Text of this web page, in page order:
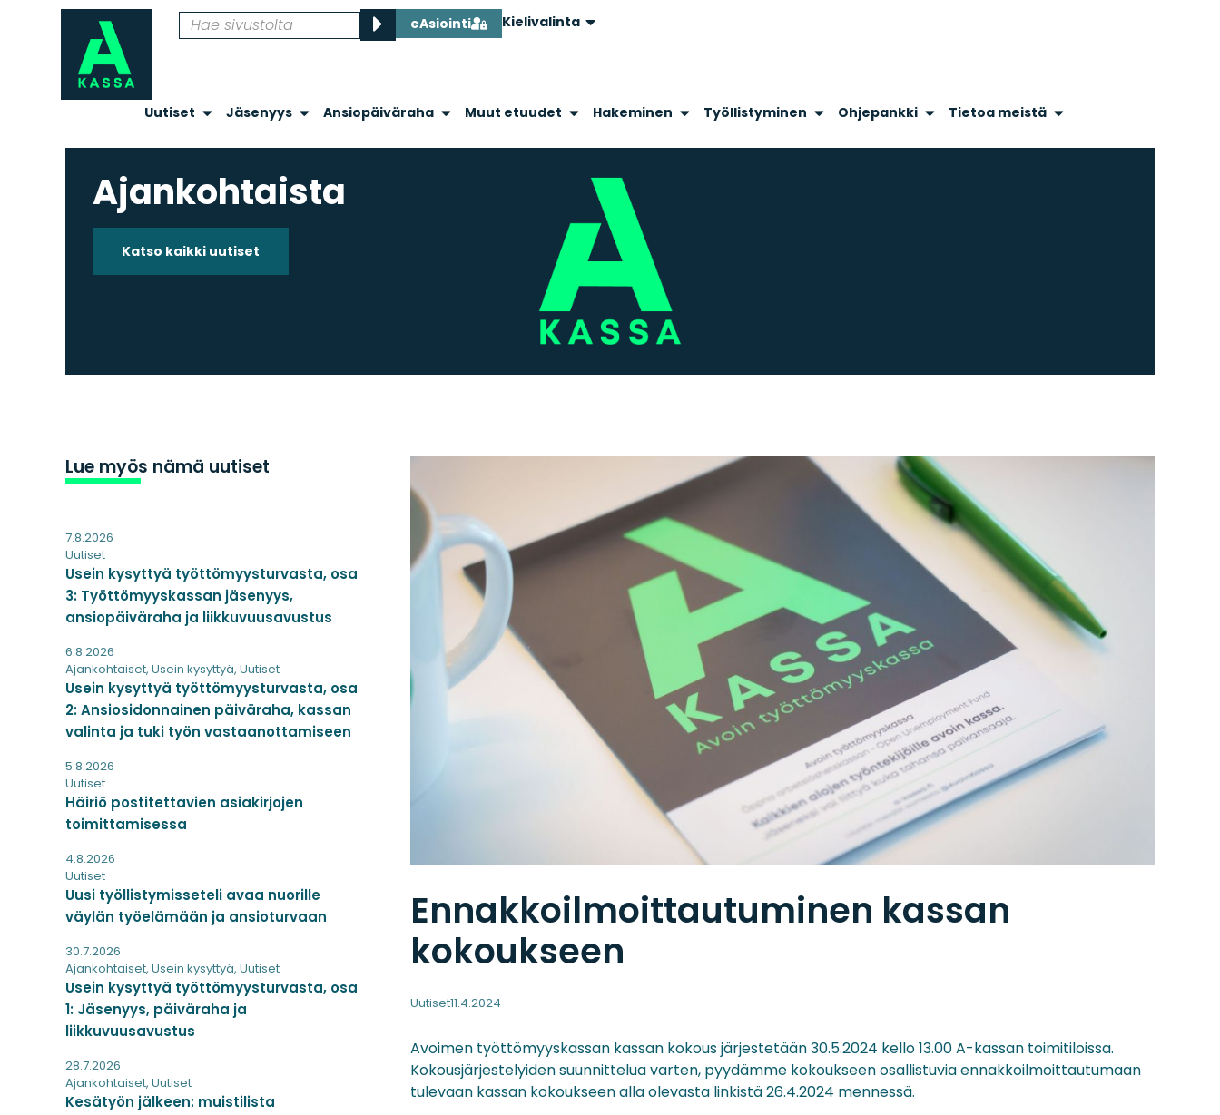
eAsiointi Kielivalinta
Uutiset Jäsenyys Ansiopäiväraha Muut etuudet Hakeminen Työllistyminen Ohjepankki Tietoa meistä
Ajankohtaista
Katso kaikki uutiset
Lue myös nämä uutiset
7.8.2026
Uutiset
Usein kysyttyä työttömyysturvasta, osa
3: Työttömyyskassan jäsenyys,
ansiopäiväraha ja liikkuvuusavustus
6.8.2026
Ajankohtaiset, Usein kysyttyä, Uutiset
Usein kysyttyä työttömyysturvasta, osa
2: Ansiosidonnainen päiväraha, kassan
valinta ja tuki työn vastaanottamiseen
5.8.2026
Uutiset
Häiriö postitettavien asiakirjojen
toimittamisessa
4.8.2026
Uutiset
Uusi työllistymisseteli avaa nuorille
väylän työelämään ja ansioturvaan
30.7.2026
Ajankohtaiset, Usein kysyttyä, Uutiset
Usein kysyttyä työttömyysturvasta, osa
1: Jäsenyys, päiväraha ja
liikkuvuusavustus
28.7.2026
Ajankohtaiset, Uutiset
Kesätyön jälkeen: muistilista
Ennakkoilmoittautuminen kassan
kokoukseen
Uutiset11.4.2024
Avoimen työttömyyskassan kassan kokous järjestetään 30.5.2024 kello 13.00 A-kassan toimitiloissa.
Kokousjärjestelyiden suunnittelua varten, pyydämme kokoukseen osallistuvia ennakkoilmoittautumaan
tulevaan kassan kokoukseen alla olevasta linkistä 26.4.2024 mennessä.